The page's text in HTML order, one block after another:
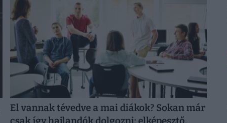
El vannak tévedve a mai diákok? Sokan már